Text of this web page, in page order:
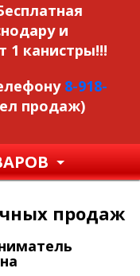
и
1 канистры!!!
8-918-
продаж)
продаж